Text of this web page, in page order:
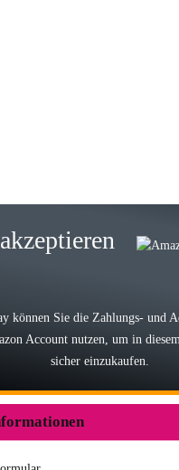
Lieferung,
Der Koffer
können Sie die Zahlungs- und
Account nutzen, um in
sicher einzukaufen.